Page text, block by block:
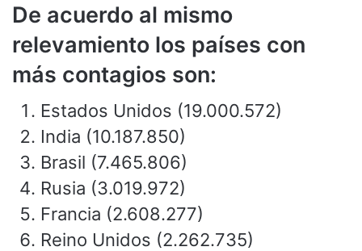
De acuerdo al mismo
relevamiento los países con
más contagios son:
Estados Unidos (19.000.572)
India (10.187.850)
Brasil (7.465.806)
Rusia (3.019.972)
Francia (2.608.277)
Reino Unidos (2.262.735)